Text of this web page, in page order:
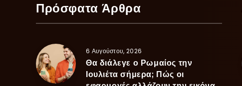
Πρόσφατα Άρθρα
6 Αυγούστου, 2026
Θα διάλεγε ο Ρωμαίος την
Ιουλιέτα σήμερα; Πώς οι